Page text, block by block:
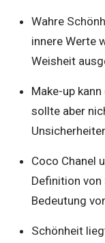
Wahre
innere Werte
Weisheit
Make-up kann
sollte aber
Coco Chanel
Definition
Bedeutung
Schönheit